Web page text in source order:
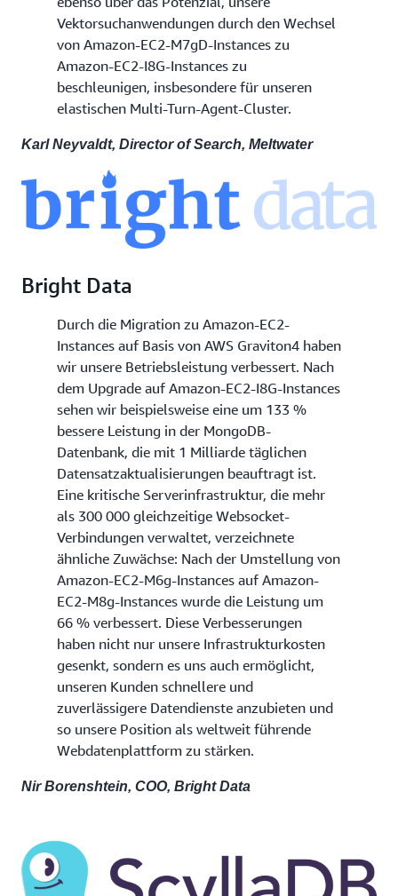
Vektorsuchanwendungen durch den Wechsel
von Amazon-EC2-M7gD-Instances zu
Amazon-EC2-I8G-Instances zu
beschleunigen, insbesondere für unseren
elastischen Multi-Turn-Agent-Cluster.
Karl Neyvaldt, Director of Search, Meltwater
Bright Data
Durch die Migration zu Amazon-EC2-
Instances auf Basis von AWS Graviton4 haben
wir unsere Betriebsleistung verbessert. Nach
dem Upgrade auf Amazon-EC2-I8G-Instances
sehen wir beispielsweise eine um 133 %
bessere Leistung in der MongoDB-
Datenbank, die mit 1 Milliarde täglichen
Datensatzaktualisierungen beauftragt ist.
Eine kritische Serverinfrastruktur, die mehr
als 300 000 gleichzeitige Websocket-
Verbindungen verwaltet, verzeichnete
ähnliche Zuwächse: Nach der Umstellung von
Amazon-EC2-M6g-Instances auf Amazon-
EC2-M8g-Instances wurde die Leistung um
66 % verbessert. Diese Verbesserungen
haben nicht nur unsere Infrastrukturkosten
gesenkt, sondern es uns auch ermöglicht,
unseren Kunden schnellere und
zuverlässigere Datendienste anzubieten und
so unsere Position als weltweit führende
Webdatenplattform zu stärken.
Nir Borenshtein, COO, Bright Data